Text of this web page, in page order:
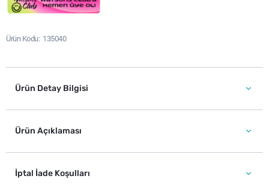
Ürün Kodu 135040
Ürün Detay Bilgisi
Ürün Açıklaması
İptal İade Koşulları